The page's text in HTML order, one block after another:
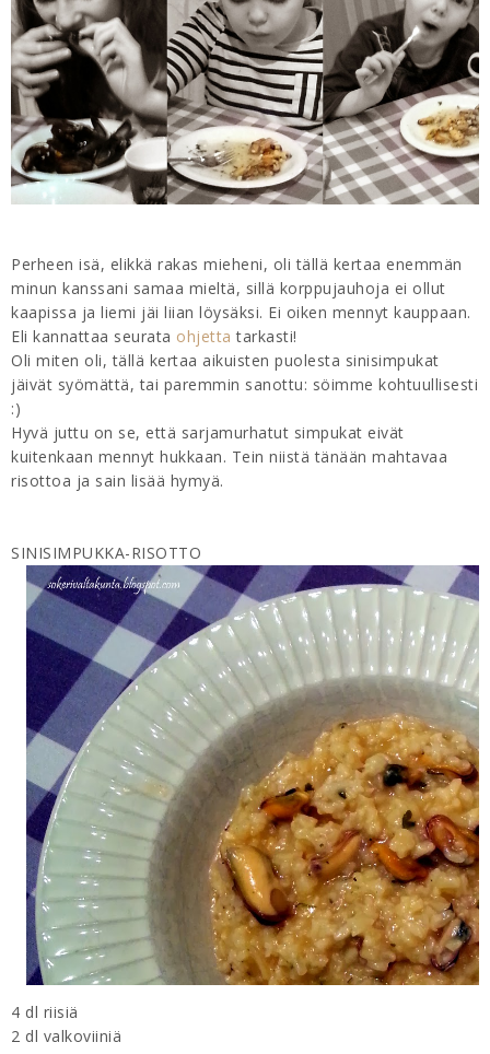
Perheen isä, elikkä rakas mieheni, oli tällä kertaa enemmän
minun kanssani samaa mieltä, sillä korppujauhoja ei ollut
kaapissa ja liemi jäi liian löysäksi. Ei oiken mennyt kauppaan.
Eli kannattaa seurata ohjetta tarkasti!
Oli miten oli, tällä kertaa aikuisten puolesta sinisimpukat
jäivät syömättä, tai paremmin sanottu: söimme kohtuullisesti
:)
Hyvä juttu on se, että sarjamurhatut simpukat eivät
kuitenkaan mennyt hukkaan. Tein niistä tänään mahtavaa
risottoa ja sain lisää hymyä.
SINISIMPUKKA-RISOTTO
4 dl riisiä
2 dl valkoviiniä